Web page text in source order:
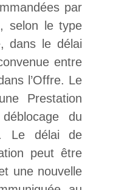
par
selon le type
dans le délai
entre
l’Offre. Le
Prestation
du
Le délai de
peut être
une nouvelle